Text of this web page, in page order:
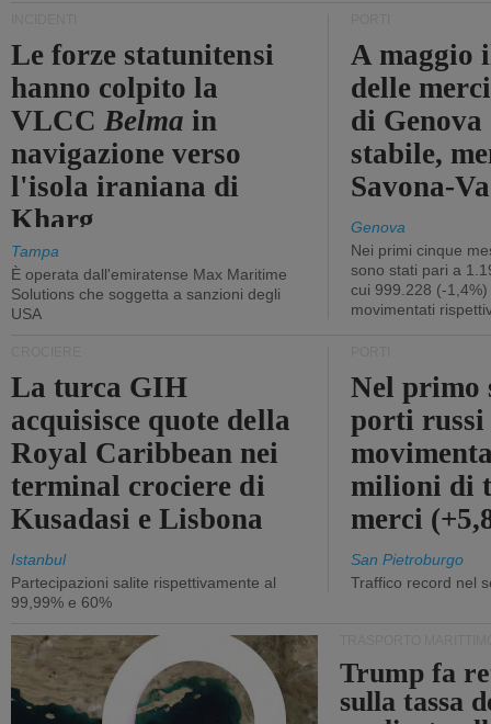
Le forze statunitensi
hanno colpito la
VLCCBelma in
navigazione verso
l'isola iraniana di
Kharg
Tampa
È operata dall'emiratense Max Maritime
Solutions che soggetta a sanzioni degli
USA
A maggio
delle
di
stabile,
Savona-
Genova
Nei primi cinque
sono stati pari a
cui 999.228 (-
movimentati
La turca GIH
acquisisce quote della
Royal Caribbean nei
terminal crociere di
Kusadasi e Lisbona
Istanbul
Partecipazioni salite rispettivamente al
99,99% e 60%
Nel primo
porti russi
milioni di
merci
San Pietroburgo
Traffico record nel
Trump fa
sulla tassa